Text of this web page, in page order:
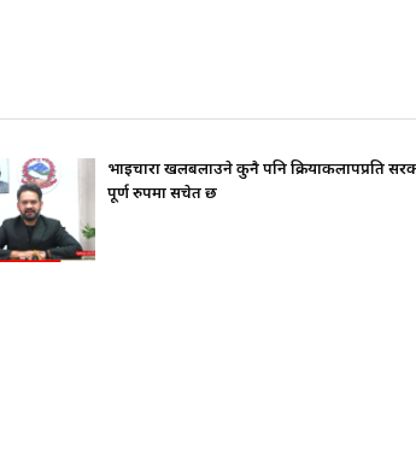
जिउँदै पार्टी कार्यालय जान चाहन्थे गोपालमान